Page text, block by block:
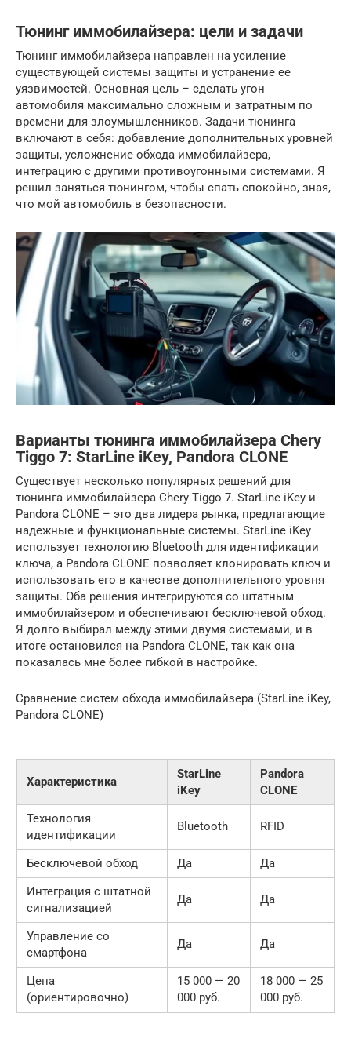
Тюнинг иммобилайзера: цели и задачи
Тюнинг иммобилайзера направлен на усиление
существующей системы защиты и устранение ее
уязвимостей. Основная цель – сделать угон
автомобиля максимально сложным и затратным по
времени для злоумышленников. Задачи тюнинга
включают в себя: добавление дополнительных уровней
защиты, усложнение обхода иммобилайзера,
интеграцию с другими противоугонными системами. Я
решил заняться тюнингом, чтобы спать спокойно, зная,
что мой автомобиль в безопасности.
Варианты тюнинга иммобилайзера Chery
Tiggo 7: StarLine iKey, Pandora CLONE
Существует несколько популярных решений для
тюнинга иммобилайзера Chery Tiggo 7. StarLine iKey и
Pandora CLONE – это два лидера рынка, предлагающие
надежные и функциональные системы. StarLine iKey
использует технологию Bluetooth для идентификации
ключа, а Pandora CLONE позволяет клонировать ключ и
использовать его в качестве дополнительного уровня
защиты. Оба решения интегрируются со штатным
иммобилайзером и обеспечивают бесключевой обход.
Я долго выбирал между этими двумя системами, и в
итоге остановился на Pandora CLONE, так как она
показалась мне более гибкой в настройке.
Сравнение систем обхода иммобилайзера (StarLine iKey,
Pandora CLONE)
Характеристика
StarLine
iKey
Pandora
CLONE
Технология
идентификации
Bluetooth RFID
Бесключевой обход Да
Да
Интеграция с штатной
сигнализацией
Да Да
Управление со
смартфона
Да Да
Цена
(ориентировочно)
15 000 — 20
000 руб.
18 000 — 25
000 руб.